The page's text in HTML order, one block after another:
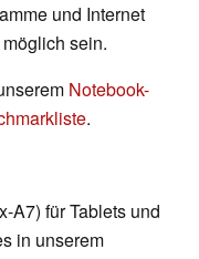
und Internet
sein.
Notebook-
.
A7) für Tablets und
in unserem